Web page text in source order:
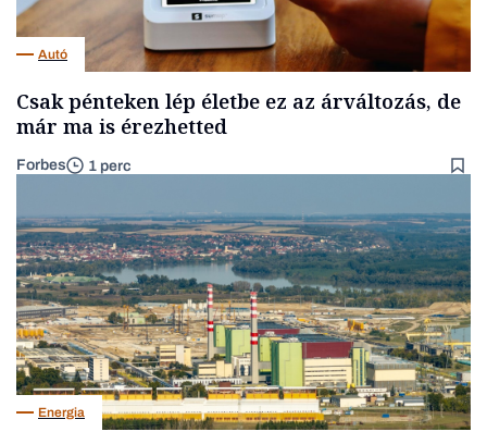
Autó
Csak pénteken lép életbe ez az árváltozás, de
már ma is érezhetted
Forbes 1 perc
Energia